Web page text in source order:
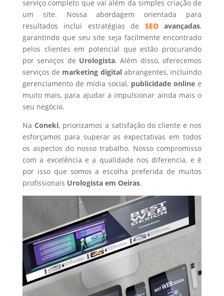
serviço completo que vai além da simples criação de
um site. Nossa abordagem orientada para
resultados inclui estratégias de SEOavançadas,
garantindo que seu site seja facilmente encontrado
pelos clientes em potencial que estão procurando
por serviços de Urologista. Além disso, oferecemos
serviços de marketing digital abrangentes, incluindo
gerenciamento de mídia social, publicidade online e
muito mais, para ajudar a impulsionar ainda mais o
seu negócio.
Na Coneki, priorizamos a satisfação do cliente e nos
esforçamos para superar as expectativas em todos
os aspectos do nosso trabalho. Nosso compromisso
com a excelência e a qualidade nos diferencia, e é
por isso que somos a escolha preferida de muitos
profissionais Urologistaem Oeiras.